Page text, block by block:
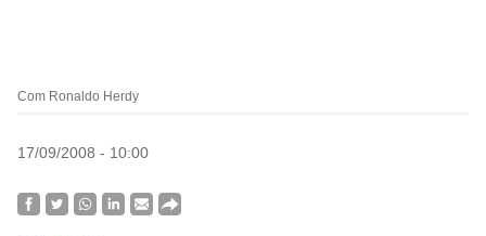
Com Ronaldo Herdy
17/09/2008 - 10:00